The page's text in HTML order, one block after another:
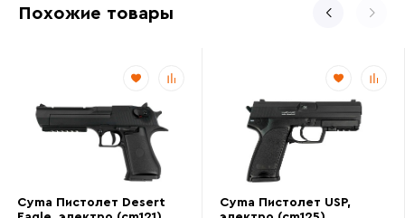
Похожие товары
Cyma Пистолет Desert
Cyma Пистолет USP,